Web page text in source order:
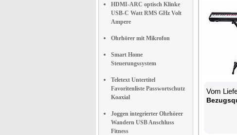
HDMI-ARC optisch Klinke
USB-C Watt RMS GHz Volt
Ampere
Ohrhörer mit Mikrofon
Smart Home
Steuerungssystem
Teletext Untertitel
Favoritenliste Passwortschutz
Koaxial
Joggen integrierter Ohrhörer
Wandern USB Anschluss
Fitness
Vom